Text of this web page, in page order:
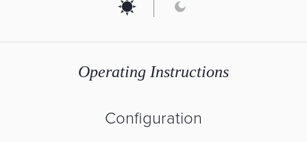
Operating Instructions
Configuration